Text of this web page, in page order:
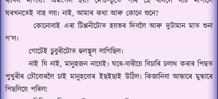
ঘৰখনতেই বাহ লয়৷ নাই,আমাৰ কথা আৰু কোনে শুনে?
কোনোবাই এৰা টিপ্পনীটোত হয়ভৰ দিবলৈ আৰু দুটামান মাত শুনা
গ’ল৷
গোটেই চুবুৰীটোত হুলস্থূল লাগিছিল৷
নাই যি নাই,মানুহজন নায়েই৷ ঘৰে-বাৰীয়ে বিচাৰি চলাথ কৰাৰ পিছত
পুখুৰীৰ ঢৌবোৰলৈ চাই মানুহবোৰ ইছইছাই উঠিল৷ কিজানিবা আন্ধাৰে মুন্ধাৰে
পিছলিয়ে পৰিল!